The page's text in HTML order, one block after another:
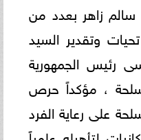
زاهر بعدد من
وتقدير السيد
رئيس الجمهورية
، مؤكداً حرص
على رعاية الفرد